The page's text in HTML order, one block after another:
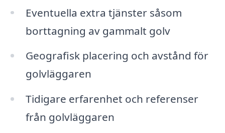
Eventuella extra tjänster såsom
borttagning av gammalt golv
Geografisk placering och avstånd för
golvläggaren
Tidigare erfarenhet och referenser
från golvläggaren